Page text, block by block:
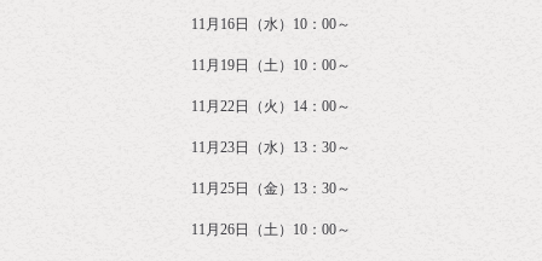
11月16日（水）10：00～
11月19日（土）10：00～
11月22日（火）14：00～
11月23日（水）13：30～
11月25日（金）13：30～
11月26日（土）10：00～